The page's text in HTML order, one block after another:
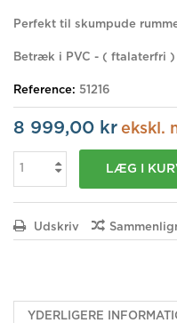
Perfekt til skumpude
Betræk i PVC - ( ftalaterfri )
Reference: 51216
8 999,00 kr ekskl.
LÆG I
Udskriv
YDERLIGERE